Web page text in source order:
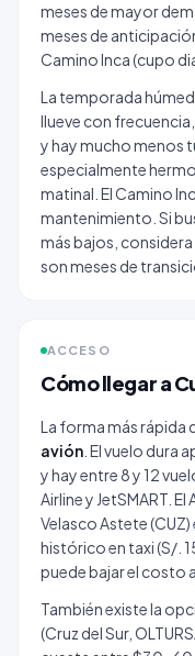
meses de mayor
meses de
Camino Inca (cupo
La temporada
llueve con
y hay mucho menos
especialmente
matinal. El Camino
mantenimiento. Si
más bajos,
son meses de
ACCESO
Cómo llegar a
La forma más rápida
avión . El vuelo dura
y hay entre 8 y 12
Airline y JetSMART.
Velasco Astete
histórico en taxi (S/.
puede bajar el costo
También existe la
(Cruz del Sur,